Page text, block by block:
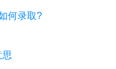
何录取?
思